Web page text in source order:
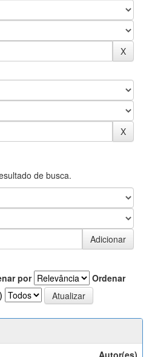
de busca.
por
Ordenar
Autor(es)